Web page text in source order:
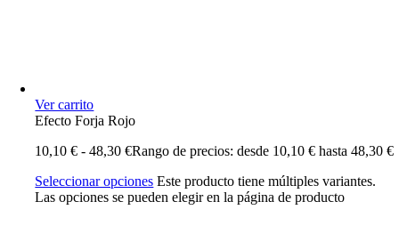
Ver carrito
Efecto Forja Rojo
10,10€ - 48,30€Rango de precios: desde 10,10 € hasta 48,30 €
Seleccionar opciones Este producto tiene múltiples variantes.
Las opciones se pueden elegir en la página de producto